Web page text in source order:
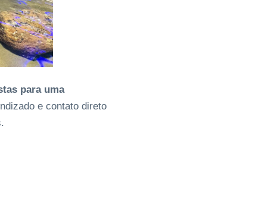
para uma
e contato direto